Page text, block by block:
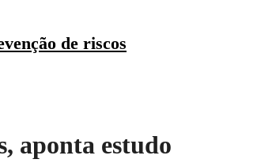
de riscos
aponta estudo